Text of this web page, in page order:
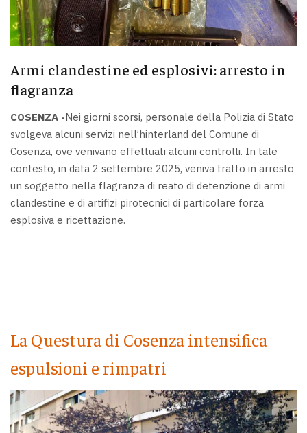
Armi clandestine ed esplosivi: arresto in
flagranza
COSENZA -Nei giorni scorsi, personale della Polizia di Stato
svolgeva alcuni servizi nell’hinterland del Comune di
Cosenza, ove venivano effettuati alcuni controlli. In tale
contesto, in data 2 settembre 2025, veniva tratto in arresto
un soggetto nella flagranza di reato di detenzione di armi
clandestine e di artifizi pirotecnici di particolare forza
esplosiva e ricettazione.
La Questura di Cosenza intensifica
espulsioni e rimpatri